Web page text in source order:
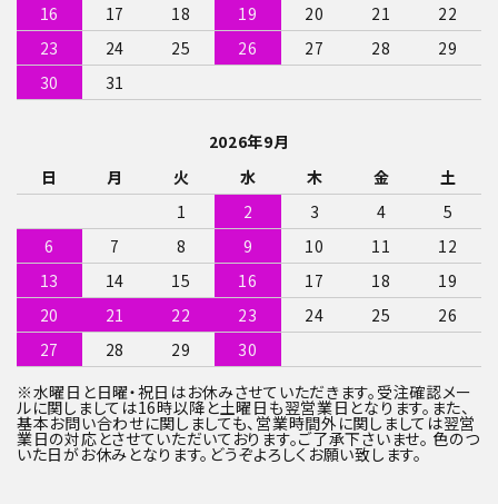
検索する
16
17 18 19 20 21
22
23
24 25 26 27 28
29
30
31
2026年9月
日
月 火 水 木 金
土
1
2 3 4
5
6
7 8 9 10 11
12
13
14 15 16 17 18
19
20
21 22 23 24 25
26
27
28 29
30
※水曜日と日曜・祝日はお休みさせていただきます。受注確認メー
ルに関しましては16時以降と土曜日も翌営業日となります。また、
基本お問い合わせに関しましても、営業時間外に関しましては翌営
業日の対応とさせていただいております。ご了承下さいませ。 色のつ
いた日がお休みとなります。どうぞよろしくお願い致します。